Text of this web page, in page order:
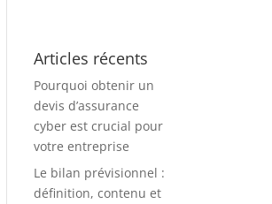
Articles récents
Pourquoi obtenir un
devis d’assurance
cyber est crucial pour
votre entreprise
Le bilan prévisionnel :
définition, contenu et